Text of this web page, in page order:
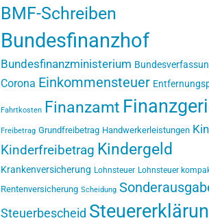
BMF-Schreiben
Bundesfinanzhof
Bundesfinanzministerium
Corona Einkommensteuer
Fahrtkosten Finanzamt
Freibetrag Grundfreibetrag Handwerkerleistungen
Kinderfreibetrag Kindergeld
Krankenversicherung Lohnsteuer Lohnsteuer
Rentenversicherung Scheidung
Steuerbescheid